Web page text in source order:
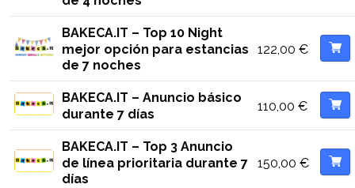
BAKECA.IT – Top 10 Night
mejor opción para estancias
de 7 noches
122,00 €
BAKECA.IT – Anuncio básico
durante 7 días
110,00 €
BAKECA.IT – Top 3 Anuncio
de línea prioritaria durante 7
días
150,00 €